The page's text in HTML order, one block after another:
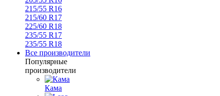
215/55 R16
215/60 R17
225/60 R18
235/55 R17
235/55 R18
Все производители
Популярные
производители
Кама